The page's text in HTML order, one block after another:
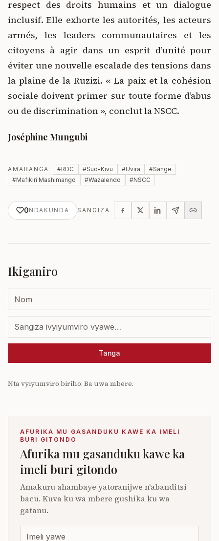
respect des droits humains et un dialogue
inclusif. Elle exhorte les autorités, les acteurs
armés, les leaders communautaires et les
citoyens à agir dans un esprit d’unité pour
éviter une nouvelle escalade des tensions dans
la plaine de la Ruzizi. « La paix et la cohésion
sociale doivent primer sur toute forme d’abus
ou de discrimination », conclut la NSCC.
Joséphine Mungubi
AMABANGA #RDC #Sud-Kivu #Uvira #Sange
#Mafikiri Mashimango #Wazalendo #NSCC
0NDAKUNDA SANGIZA
Ikiganiro
Tanga
Nta vyiyumviro biriho. Ba uwa mbere.
AFURIKA MU GASANDUKU KAWE KA IMELI
BURI GITONDO
Afurika mu gasanduku kawe ka
imeli buri gitondo
Amakuru ahambaye yatoranijwe n'abanditsi
bacu. Kuva ku wa mbere gushika ku wa
gatanu.